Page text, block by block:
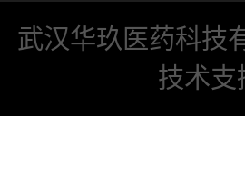
武汉华玖医药科技
技术